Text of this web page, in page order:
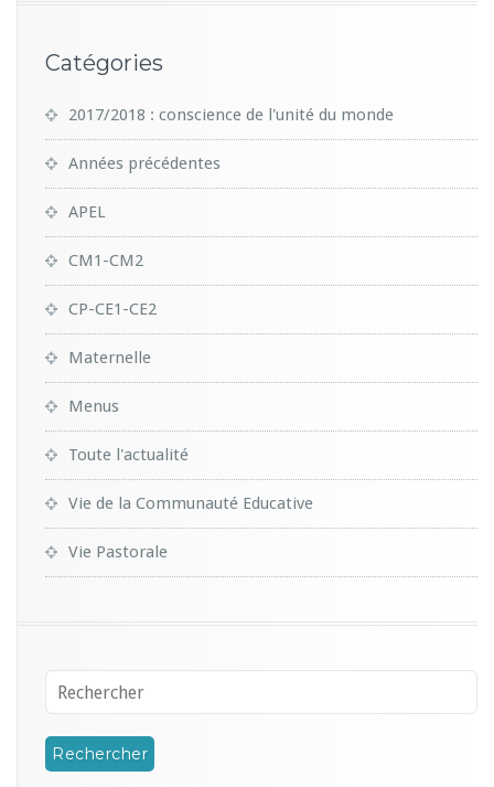
Catégories
2017/2018 : conscience de l'unité du monde
Années précédentes
APEL
CM1-CM2
CP-CE1-CE2
Maternelle
Menus
Toute l'actualité
Vie de la Communauté Educative
Vie Pastorale